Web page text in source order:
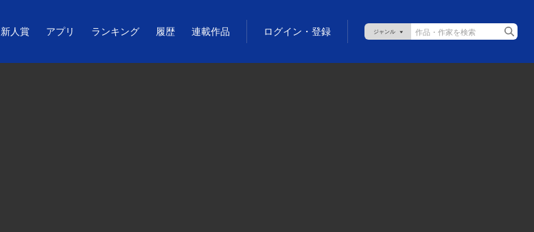
新人賞 アプリ ランキング 履歴 連載作品 ログイン・登録